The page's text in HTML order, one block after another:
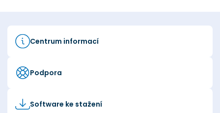
Centrum informací
Podpora
Software ke stažení